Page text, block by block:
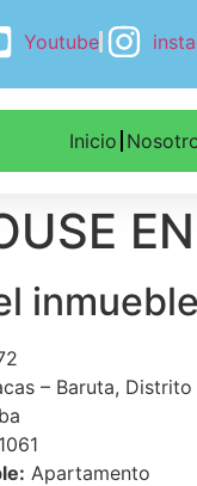
Youtube
Inicio
– Baruta,
1061
Apartamento